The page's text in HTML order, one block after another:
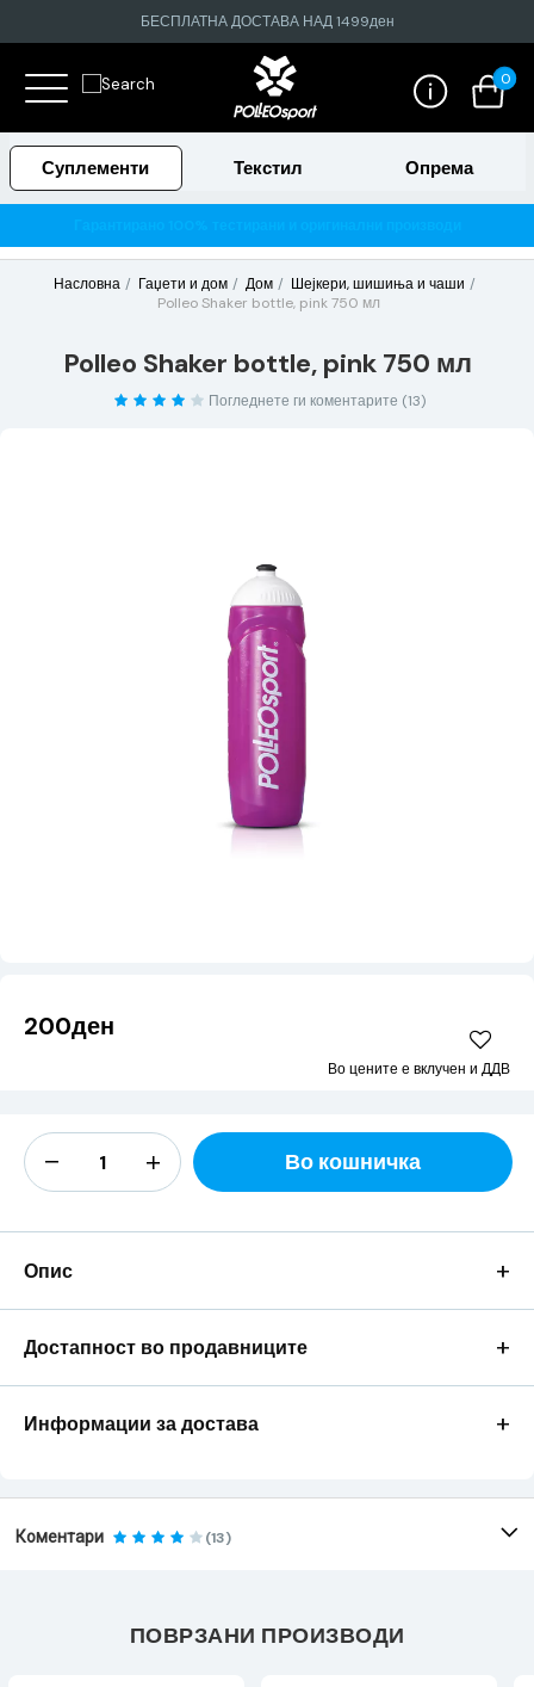
БЕСПЛАТНА ДОСТАВА НАД 1499ден
0
Суплементи Текстил Опрема
Насловна Гаџети и дом Дом
Шејкери, шишиња и чаши
Polleo Shaker bottle, pink 750 мл
Polleo Shaker bottle, pink 750 мл
Погледнете ги коментарите (13)
200ден
Во цените е вклучен и ДДВ
Во кошничка
Опис +
Достапност во продавниците +
Информации за достава +
Коментари (13)
ПОВРЗАНИ ПРОИЗВОДИ